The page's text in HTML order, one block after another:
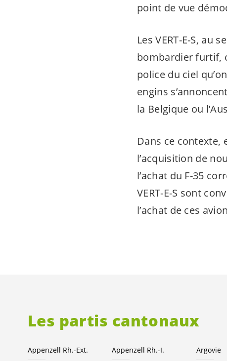
point de vue
LesVERT-E-S, au
bombardier furtif,
police du ciel
engins
la Belgique ou
Dans ce contexte,
l’acquisition de
l’achat du F-35
VERT-E-S sont
l’achat de ces
Les partis cantonaux
Appenzell Rh.-Ext. Appenzell Rh.-I. Argovie